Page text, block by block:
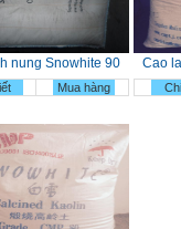
nung Snowhite 90
Mua hàng
Cao